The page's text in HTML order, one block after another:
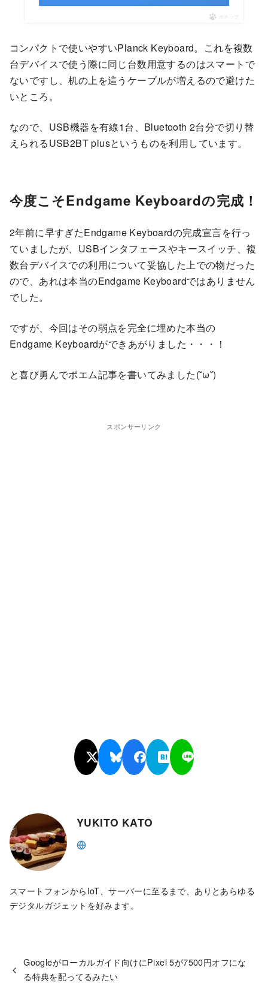
ポチップ
コンパクトで使いやすいPlanck Keyboard。これを複数
台デバイスで使う際に同じ台数用意するのはスマートで
ないですし、机の上を這うケーブルが増えるので避けた
いところ。
なので、USB機器を有線1台、Bluetooth 2台分で切り替
えられるUSB2BT plusというものを利用しています。
今度こそEndgame Keyboardの完成！
2年前に早すぎたEndgame Keyboardの完成宣言を行っ
ていましたが、USBインタフェースやキースイッチ、複
数台デバイスでの利用について妥協した上での物だった
ので、あれは本当のEndgame Keyboardではありません
でした。
ですが、今回はその弱点を完全に埋めた本当の
Endgame Keyboardができあがりました・・・！
と喜び勇んでポエム記事を書いてみました(˘ω˘)
スポンサーリンク
YUKITO KATO
スマートフォンからIoT、サーバーに至るまで、ありとあらゆる
デジタルガジェットを好みます。
Googleがローカルガイド向けにPixel 5が7500円オフにな
る特典を配ってるみたい